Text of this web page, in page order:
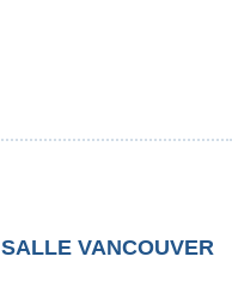
SALLE VANCOUVER